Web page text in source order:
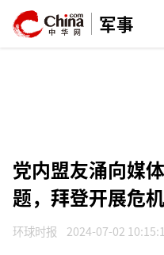
军事
党内盟友涌向媒
题，拜登开展危
环球时报 2024-07-02